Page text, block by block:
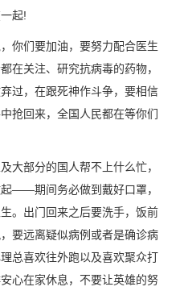
起!
们要加油，要努力配合医生
在关注、研究抗病毒的药物，
过，在跟死神作斗争，要相信
抢回来，全国人民都在等你们
部分的国人帮不上什么忙，
——期间务必做到戴好口罩，
。出门回来之后要洗手，饭前
要远离疑似病例或者是确诊病
总喜欢往外跑以及喜欢聚众打
心在家休息，不要让英雄的努